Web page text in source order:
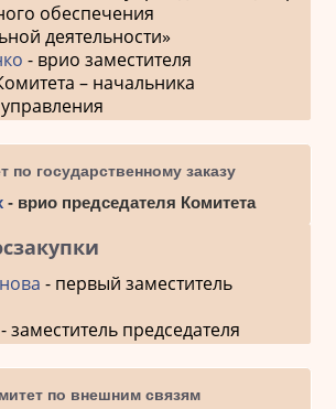
обеспечения
деятельности»
- врио заместителя
– начальника
по государственному заказу
- врио председателя Комитета
- первый заместитель
- заместитель председателя
по внешним связям